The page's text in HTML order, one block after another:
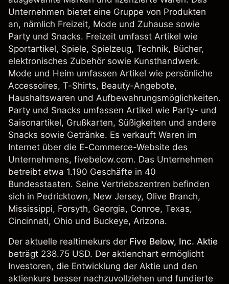
Unternehmen bietet eine Gruppe von Produkten
an, nämlich Freizeit, Mode und Zuhause sowie
Party und Snacks. Freizeit umfasst Artikel wie
Sportartikel, Spiele, Spielzeug, Technik, Bücher,
elektronisches Zubehör sowie Kunsthandwerk.
Mode und Heim umfassen Artikel wie persönliche
Accessoires, T-Shirts, Beauty-Angebote,
Haushaltswaren und Aufbewahrungsmöglichkeiten.
Party und Snacks umfassen Artikel wie Party- und
Saisonartikel, Grußkarten, Süßigkeiten und andere
Snacks sowie Getränke. Es verkauft Waren im
Internet über die E-Commerce-Website des
Unternehmens, fivebelow.com. Das Unternehmen
betreibt etwa 1.190 Geschäfte in 40
Bundesstaaten. Seine Vertriebszentren befinden
sich in Pedricktown, New Jersey, Olive Branch,
Mississippi, Forsyth, Georgia, Conroe, Texas,
Cincinnati, Ohio und Buckeye, Arizona.
Der aktuelle realtimekurs der Five Below, Inc. Aktie
beträgt 238.75 USD. Der aktienchart ermöglicht
Investoren, die Entwicklung der Aktie und den
aktienkurs besser nachzuvollziehen und fundierte